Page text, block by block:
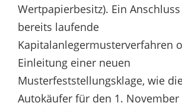
Wertpapierbesitz). Ein
bereits laufende
Kapitalanlegermusterverfahren
Einleitung einer neuen
Musterfeststellungsklage, wie
Autokäufer für den 1. November